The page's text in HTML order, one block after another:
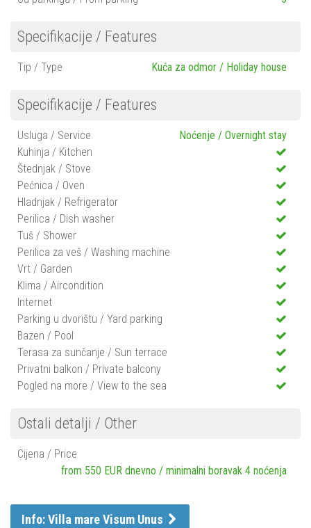
Specifikacije / Features
Tip / Type Kuća za odmor / Holiday house
Specifikacije / Features
Usluga / Service
Noćenje / Overnight stay
Kuhinja / Kitchen
Štednjak / Stove
Pećnica / Oven
Hladnjak / Refrigerator
Perilica / Dish washer
Tuš / Shower
Perilica za veš / Washing machine
Vrt / Garden
Klima / Aircondition
Internet
Parking u dvorištu / Yard parking
Bazen / Pool
Terasa za sunčanje / Sun terrace
Privatni balkon / Private balcony
Pogled na more / View to the sea
Ostali detalji / Other
Cijena / Price
from 550 EUR dnevno / minimalni boravak 4 noćenja
Info: Villa mare Visum Unus